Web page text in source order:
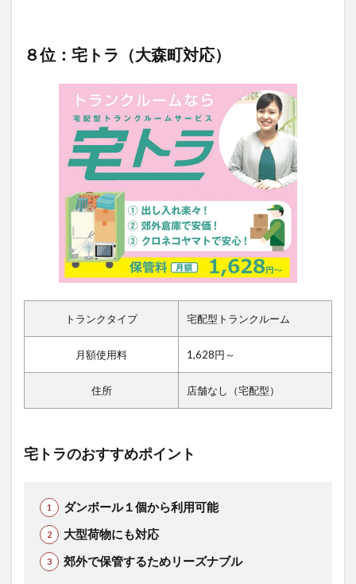
８位：宅トラ（大森町対応）
トランクタイプ 宅配型トランクルーム
月額使用料 1,628円～
住所 店舗なし（宅配型）
宅トラのおすすめポイント
ダンボール１個から利用可能
大型荷物にも対応
郊外で保管するためリーズナブル